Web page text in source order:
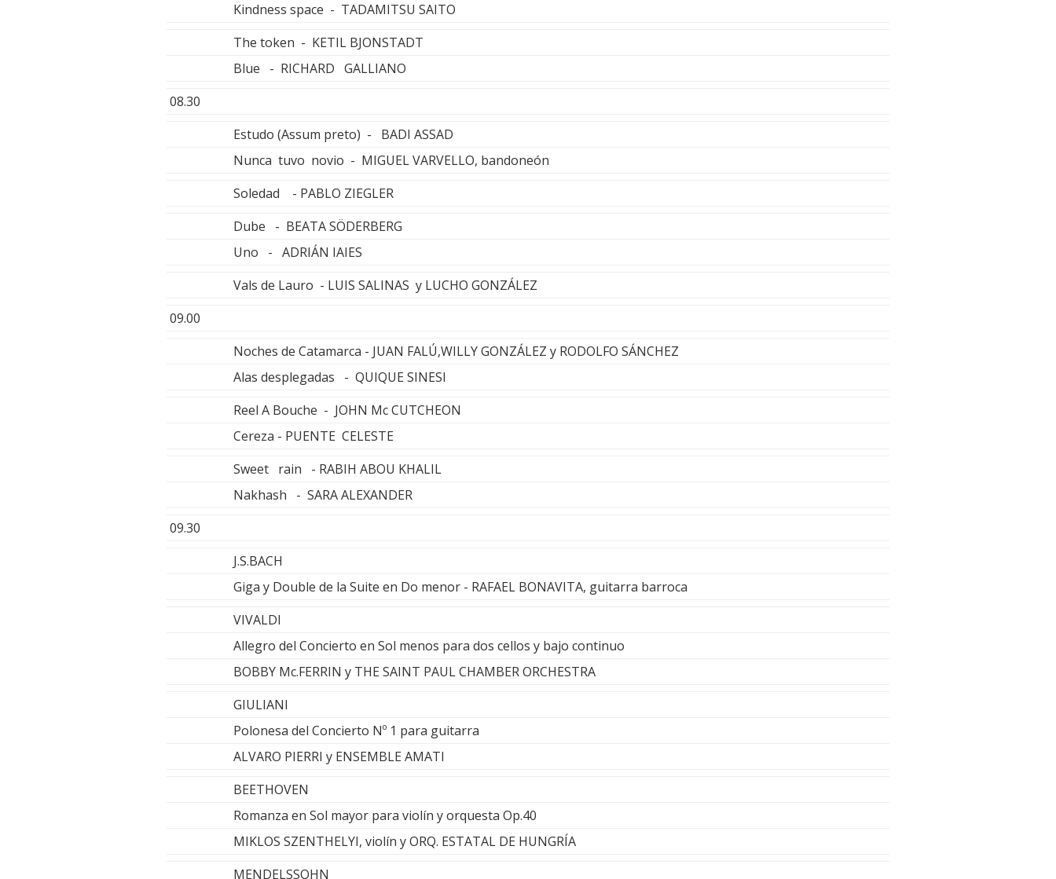
Kindness space - TADAMITSU SAITO
The token - KETIL BJONSTADT
Blue - RICHARD GALLIANO
08.30
Estudo (Assum preto) - BADI ASSAD
Nunca tuvo novio - MIGUEL VARVELLO, bandoneón
Soledad - PABLO ZIEGLER
Dube - BEATA SÖDERBERG
Uno - ADRIÁN IAIES
Vals de Lauro - LUIS SALINAS y LUCHO GONZÁLEZ
09.00
Noches de Catamarca - JUAN FALÚ,WILLY GONZÁLEZ y RODOLFO SÁNCHEZ
Alas desplegadas - QUIQUE SINESI
Reel A Bouche - JOHN Mc CUTCHEON
Cereza - PUENTE CELESTE
Sweet rain - RABIH ABOU KHALIL
Nakhash - SARA ALEXANDER
09.30
J.S.BACH
Giga y Double de la Suite en Do menor - RAFAEL BONAVITA, guitarra barroca
VIVALDI
Allegro del Concierto en Sol menos para dos cellos y bajo continuo
BOBBY Mc.FERRIN y THE SAINT PAUL CHAMBER ORCHESTRA
GIULIANI
Polonesa del Concierto Nº 1 para guitarra
ALVARO PIERRI y ENSEMBLE AMATI
BEETHOVEN
Romanza en Sol mayor para violín y orquesta Op.40
MIKLOS SZENTHELYI, violín y ORQ. ESTATAL DE HUNGRÍA
MENDELSSOHN